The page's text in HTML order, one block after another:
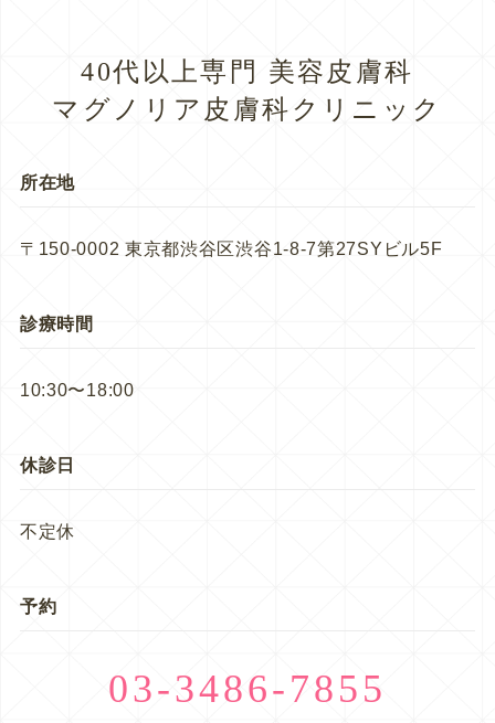
40代以上専門 美容皮膚科
マグノリア皮膚科クリニック
所在地
〒150-0002 東京都渋谷区渋谷1-8-7第27SYビル5F
診療時間
10:30〜18:00
休診日
不定休
予約
03-3486-7855